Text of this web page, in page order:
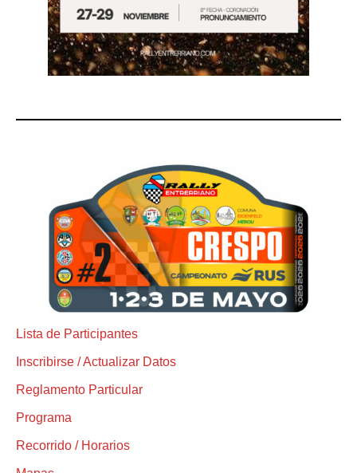
Lista de Participantes
Inscribirse / Actualizar Datos
Reglamento Particular
Programa
Recorrido / Horarios